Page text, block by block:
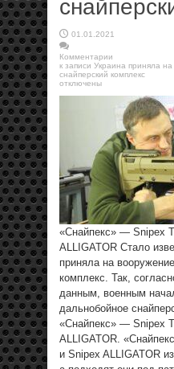
01.01.2021
Комментарии
к записи Украина приняла
снайперский комплекс
отключены
«Снайпекс» — Snipex
ALLIGATOR Стало
приняла на
комплекс. Так,
данным, военным
дальнобойное
«Снайпекс» — Snipex
ALLIGATOR.
и Snipex ALLIGATOR